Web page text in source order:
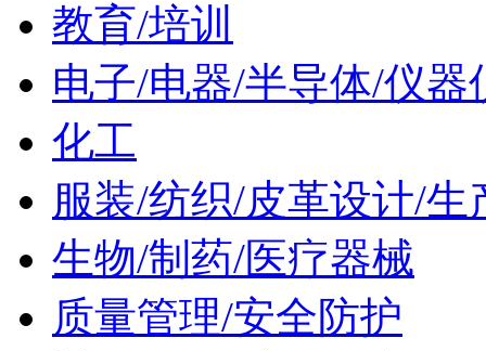
教育/培训
电子/电器/半导体/仪器
化工
服装/纺织/皮革设计/生
生物/制药/医疗器械
质量管理/安全防护